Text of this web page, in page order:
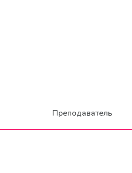
Преподаватель